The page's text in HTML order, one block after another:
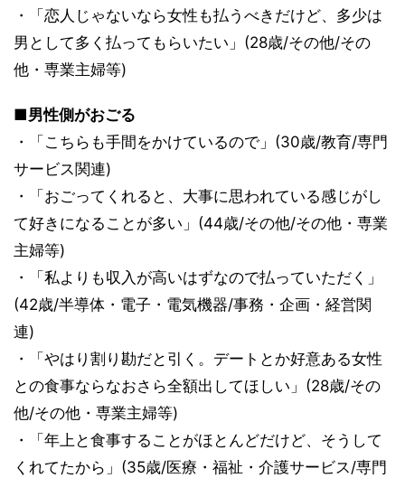
・「恋人じゃないなら女性も払うべきだけど、多少は
男として多く払ってもらいたい」(28歳/その他/その
他・専業主婦等)
■男性側がおごる
・「こちらも手間をかけているので」(30歳/教育/専門
サービス関連)
・「おごってくれると、大事に思われている感じがし
て好きになることが多い」(44歳/その他/その他・専業
主婦等)
・「私よりも収入が高いはずなので払っていただく」
(42歳/半導体・電子・電気機器/事務・企画・経営関
連)
・「やはり割り勘だと引く。デートとか好意ある女性
との食事ならなおさら全額出してほしい」(28歳/その
他/その他・専業主婦等)
・「年上と食事することがほとんどだけど、そうして
くれてたから」(35歳/医療・福祉・介護サービス/専門